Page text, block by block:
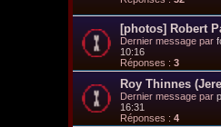
[photos] Robert
Dernier message par
10:16
Réponses : 3
Roy Thinnes
Dernier message par
16:31
Réponses : 4